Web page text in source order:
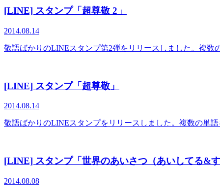
[LINE] スタンプ「超尊敬 2」
2014.08.14
敬語ばかりのLINEスタンプ第2弾をリリースしました。複
[LINE] スタンプ「超尊敬」
2014.08.14
敬語ばかりのLINEスタンプをリリースしました。複数の単
[LINE] スタンプ「世界のあいさつ（あいしてる&
2014.08.08